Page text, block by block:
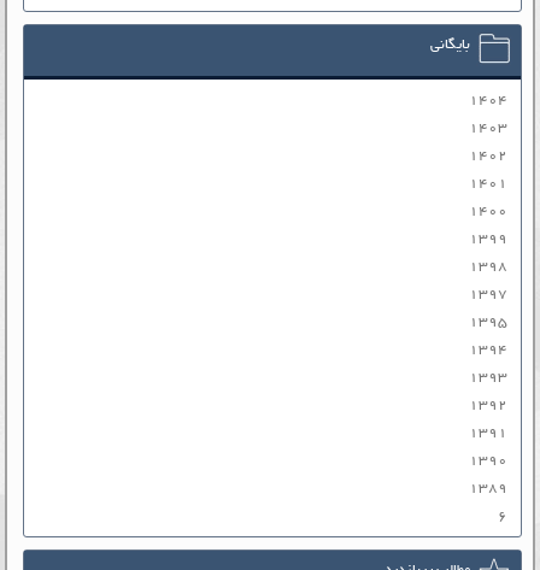
بایگانی
۱۴۰۴
۱۴۰۳
۱۴۰۲
۱۴۰۱
۱۴۰۰
۱۳۹۹
۱۳۹۸
۱۳۹۷
۱۳۹۵
۱۳۹۴
۱۳۹۳
۱۳۹۲
۱۳۹۱
۱۳۹۰
۱۳۸۹
۶